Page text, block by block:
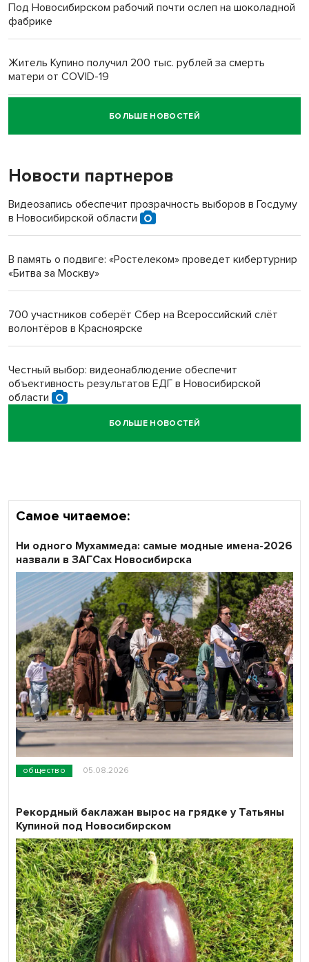
Под Новосибирском рабочий почти ослеп на шоколадной
фабрике
Житель Купино получил 200 тыс. рублей за смерть
матери от COVID-19
Новосибирский суд наказал водителя за смерть
пенсионерки на вокзале
«Мы живём на пастбище!»: в новосибирском селе лошади
терроризируют жителей
Инвалид получил условный срок за избиение врачей
БОЛЬШЕ НОВОСТЕЙ
Новости партнеров
Видеозапись обеспечит прозрачность выборов в Госдуму
в Новосибирской области
В память о подвиге: «Ростелеком» проведет кибертурнир
«Битва за Москву»
700 участников соберёт Сбер на Всероссийский слёт
волонтёров в Красноярске
Честный выбор: видеонаблюдение обеспечит
объективность результатов ЕДГ в Новосибирской
области
Кибертанки пошли в бой: «Ростелеком» объявляет
БОЛЬШЕ НОВОСТЕЙ
Самое читаемое:
общество 05.08.2026
Ни одного Мухаммеда: самые модные имена-2026
назвали в ЗАГСах Новосибирска
Рекордный баклажан вырос на грядке у Татьяны
Купиной под Новосибирском